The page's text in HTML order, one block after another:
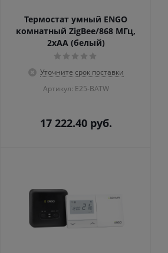
Термостат умный ENGO
комнатный ZigBee/868 МГц,
2хАА (белый)
Уточните срок поставки
Артикул: E25-BATW
17 222.40руб.